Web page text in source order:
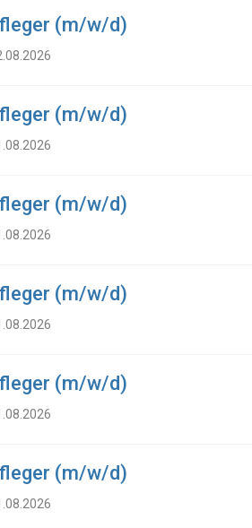
(m/w/d)
(m/w/d)
(m/w/d)
(m/w/d)
(m/w/d)
(m/w/d)